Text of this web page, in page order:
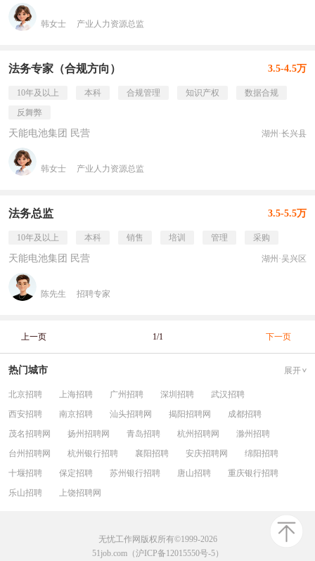
韩女士 产业人力资源总监
法务专家（合规方向） 3.5-4.5万
10年及以上 本科 合规管理 知识产权
数据合规
反舞弊
天能电池集团 民营 湖州·长兴县
韩女士 产业人力资源总监
法务总监 3.5-5.5万
10年及以上 本科 销售 培训 管理 采购
天能电池集团 民营 湖州·吴兴区
陈先生 招聘专家
上一页 1/1 下一页
热门城市 展开
北京招聘 上海招聘 广州招聘 深圳招聘
武汉招聘
西安招聘
南京招聘 汕头招聘网 揭阳招聘网
成都招聘
茂名招聘网
扬州招聘网 青岛招聘 杭州招聘网
滁州招聘
台州招聘网
杭州银行招聘 襄阳招聘 安庆招聘网
绵阳招聘
十堰招聘
保定招聘 苏州银行招聘 唐山招聘
重庆银行招聘
乐山招聘
上饶招聘网
无忧工作网版权所有©1999-2026
51job.com（沪ICP备12015550号-5）